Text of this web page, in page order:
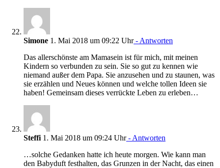
Simone 1. Mai 2018 um 09:22 Uhr- Antworten
Das allerschönste am Mamasein ist für mich, mit meinen
Kindern so verbunden zu sein. Sie so gut zu kennen wie
niemand außer dem Papa. Sie anzusehen und zu staunen, was
sie erzählen und Neues können und welche tollen Ideen sie
haben! Gemeinsam dieses verrückte Leben zu erleben…
Steffi 1. Mai 2018 um 09:24 Uhr- Antworten
…solche Gedanken hatte ich heute morgen. Wie kann man
den Babyduft festhalten, das Grunzen in der Nacht, das einen